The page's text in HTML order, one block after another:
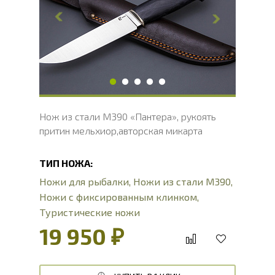
Толщина обуха, мм
Ширина рукояти, мм
27
Длина рукояти, мм
Толщина рукояти, мм
26
Твердость клинка, HRC
62 - 64 HRC
Нож из стали М390 «Пантера», рукоять
притин мельхиор,авторская микарта
ТИП НОЖА:
Ножи для рыбалки, Ножи из стали М390,
Ножи с фиксированным клинком,
Туристические ножи
19 950 ₽